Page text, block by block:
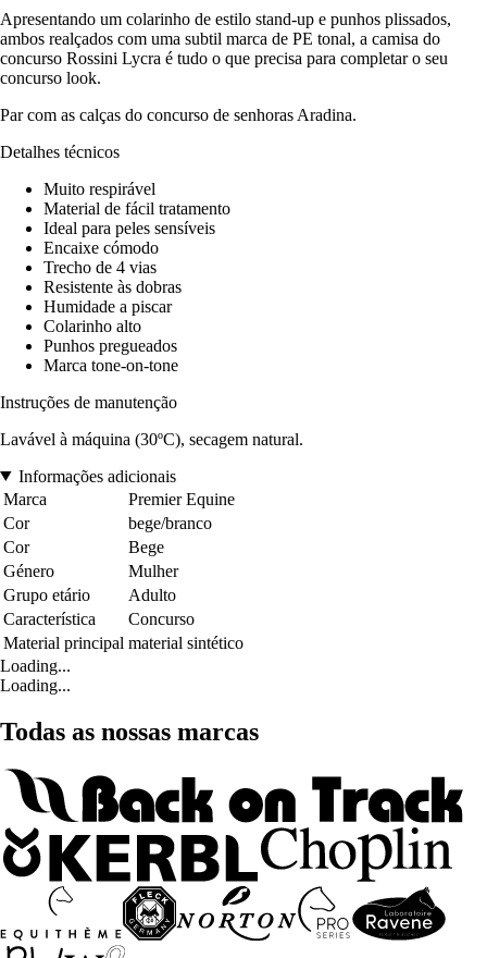
Apresentando um colarinho de estilo stand-up e punhos plissados,
ambos realçados com uma subtil marca de PE tonal, a camisa do
concurso Rossini Lycra é tudo o que precisa para completar o seu
concurso look.
Par com as calças do concurso de senhoras Aradina.
Detalhes técnicos
Muito respirável
Material de fácil tratamento
Ideal para peles sensíveis
Encaixe cómodo
Trecho de 4 vias
Resistente às dobras
Humidade a piscar
Colarinho alto
Punhos pregueados
Marca tone-on-tone
Instruções de manutenção
Lavável à máquina (30ºC), secagem natural.
Informações adicionais
Marca
Premier Equine
Cor
bege/branco
Cor
Bege
Género
Mulher
Grupo etário
Adulto
Característica
Concurso
Material principal material sintético
Loading...
Loading...
Todas as nossas marcas